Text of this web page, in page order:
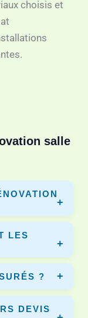
choisis et
salle
et les travaux.
Renov vous
LES
jours selon le
?
d’une
DEVIS